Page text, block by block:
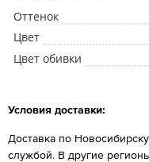
Оттенок
Цвет
Цвет обивки
Условия доставки:
Доставка по
службой. В другие